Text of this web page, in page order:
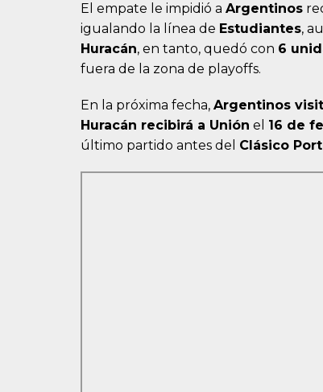
El empate le impidió a Argentinos
igualando la línea de Estudiantes,
Huracán, en tanto, quedó con 6
fuera de la zona de playoffs.
En la próxima fecha, Argentinos
Huracán recibirá a Unión el 16 de
último partido antes del Clásico